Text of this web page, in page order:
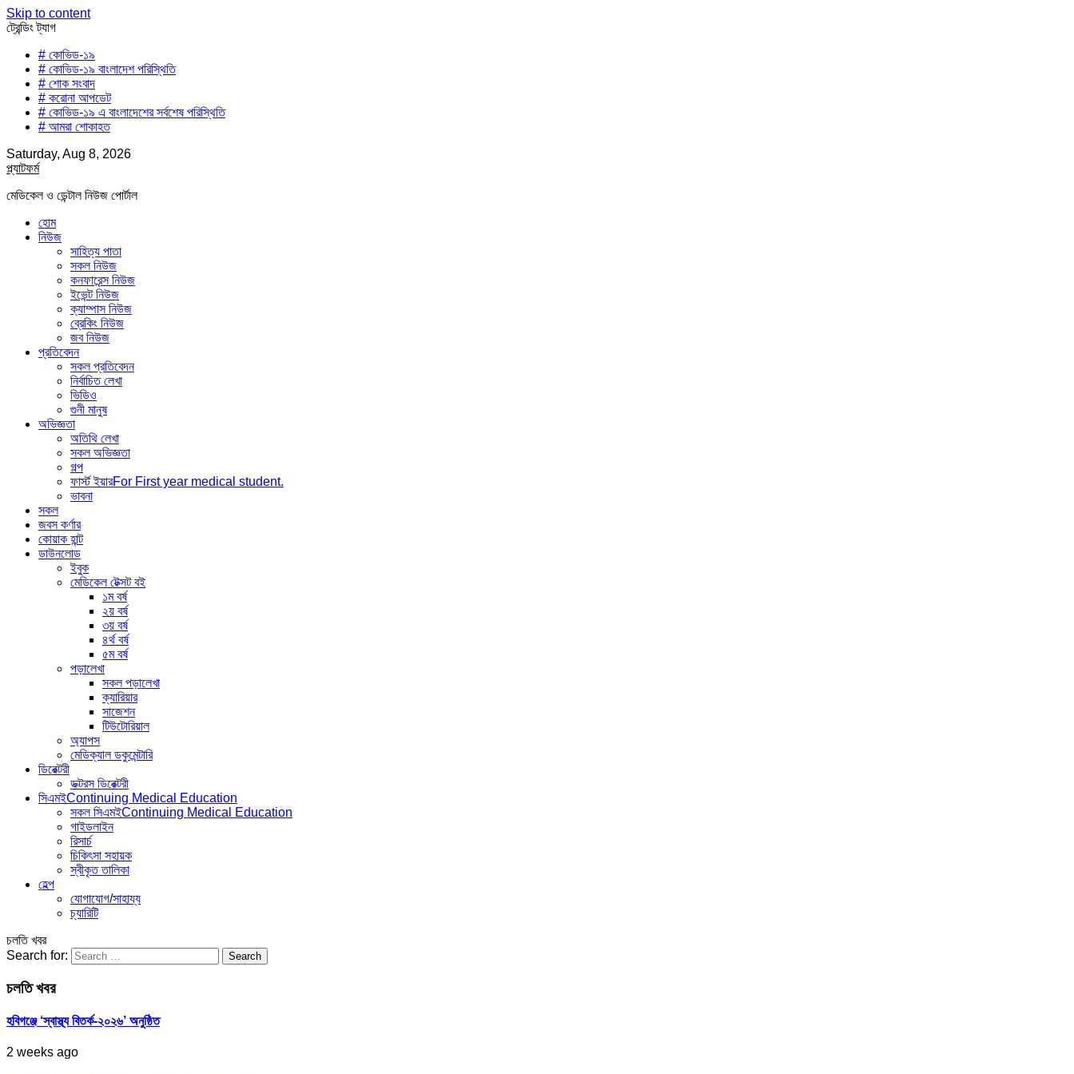
Skip to content
ট্রেন্ডিং ট্যাগ
# কোভিড-১৯
# কোভিড-১৯ বাংলাদেশ পরিস্থিতি
# শোক সংবাদ
# করোনা আপডেট
# কোভিড-১৯ এ বাংলাদেশের সর্বশেষ পরিস্থিতি
# আমরা শোকাহত
Saturday, Aug 8, 2026
প্ল্যাটফর্ম
মেডিকেল ও ডেন্টাল নিউজ পোর্টাল
হোম
নিউজ
সাহিত্য পাতা
সকল নিউজ
কনফারেন্স নিউজ
ইভেন্ট নিউজ
ক্যাম্পাস নিউজ
ব্রেকিং নিউজ
জব নিউজ
প্রতিবেদন
সকল প্রতিবেদন
নির্বাচিত লেখা
ভিডিও
গুনী মানুষ
অভিজ্ঞতা
অতিথি লেখা
সকল অভিজ্ঞতা
গল্প
ফার্স্ট ইয়ারFor First year medical student.
ভাবনা
সকল
জবস কর্ণার
কোয়াক হান্ট
ডাউনলোড
ইবুক
মেডিকেল টেক্সট বই
১ম বর্ষ
২য় বর্ষ
৩য় বর্ষ
৪র্থ বর্ষ
৫ম বর্ষ
পড়ালেখা
সকল পড়ালেখা
ক্যারিয়ার
সাজেশন
টিউটোরিয়াল
অ্যাপস
মেডিক্যাল ডকুমেন্টারি
ডিরেক্টরী
ডক্টরস ডিরেক্টরী
সিএমইContinuing Medical Education
সকল সিএমইContinuing Medical Education
গাইডলাইন
রিসার্চ
চিকিৎসা সহায়ক
স্বীকৃত তালিকা
হেল্প
যোগাযোগ/সাহায্য
চ্যারিটি
চলতি খবর
Search for:
চলতি খবর
হবিগঞ্জে ‘স্বাস্থ্য বিতর্ক-২০২৬’ অনুষ্ঠিত
2 weeks ago